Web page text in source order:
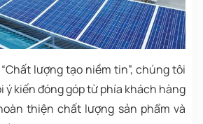
lượng tạo niềm tin”, chúng tôi
ý kiến đóng góp từ phía khách hàng
thiện chất lượng sản phẩm và